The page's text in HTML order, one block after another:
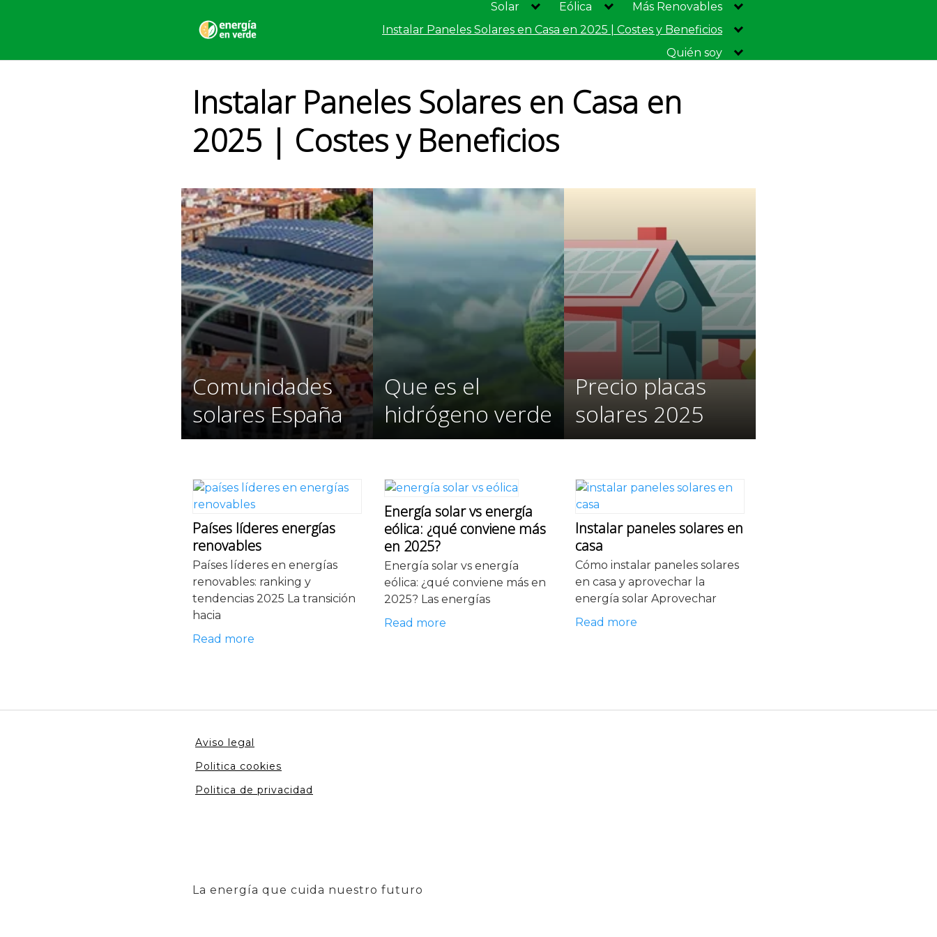
Solar Eólica
Más Renovables
Instalar Paneles Solares en Casa en 2025 | Costes y Beneficios
Quién soy
Instalar Paneles Solares en Casa en
2025 | Costes y Beneficios
Comunidades
solares España
Que es el
hidrógeno verde
Precio placas
solares 2025
Países líderes energías
renovables
Países líderes en energías
renovables: ranking y
tendencias 2025 La transición
hacia
Read more
Energía solar vs energía
eólica: ¿qué conviene más
en 2025?
Energía solar vs energía
eólica: ¿qué conviene más en
2025? Las energías
Read more
Instalar paneles solares en
casa
Cómo instalar paneles solares
en casa y aprovechar la
energía solar Aprovechar
Read more
Aviso legal
Politica cookies
Politica de privacidad
La energía que cuida nuestro futuro